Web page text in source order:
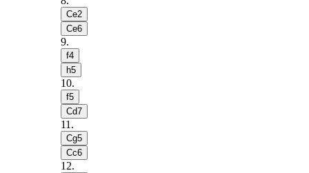
Сe2
Сe6
9.
f4
h5
10.
f5
Сd7
11 .
Сg5
Сc6
12.